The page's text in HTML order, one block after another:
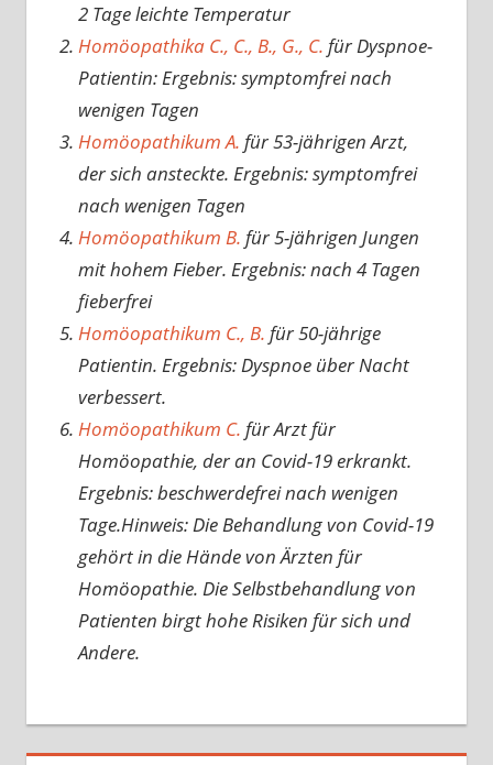
2 Tage leichte Temperatur
Homöopathika C., C., B., G., C. für Dyspnoe-
Patientin: Ergebnis: symptomfrei nach
wenigen Tagen
Homöopathikum A. für 53-jährigen Arzt,
der sich ansteckte. Ergebnis: symptomfrei
nach wenigen Tagen
Homöopathikum B. für 5-jährigen Jungen
mit hohem Fieber. Ergebnis: nach 4 Tagen
fieberfrei
Homöopathikum C., B. für 50-jährige
Patientin. Ergebnis: Dyspnoe über Nacht
verbessert.
Homöopathikum C. für Arzt für
Homöopathie, der an Covid-19 erkrankt.
Ergebnis: beschwerdefrei nach wenigen
Tage.Hinweis: Die Behandlung von Covid-19
gehört in die Hände von Ärzten für
Homöopathie. Die Selbstbehandlung von
Patienten birgt hohe Risiken für sich und
Andere.